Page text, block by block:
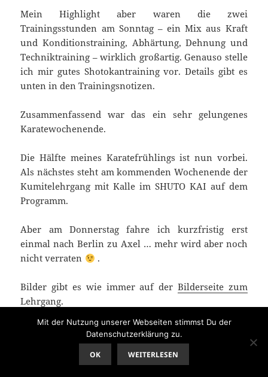
Mein Highlight aber waren die zwei
Trainingsstunden am Sonntag – ein Mix aus Kraft
und Konditionstraining, Abhärtung, Dehnung und
Techniktraining – wirklich großartig. Genauso stelle
ich mir gutes Shotokantraining vor. Details gibt es
unten in den Trainingsnotizen.
Zusammenfassend war das ein sehr gelungenes
Karatewochenende.
Die Hälfte meines Karatefrühlings ist nun vorbei.
Als nächstes steht am kommenden Wochenende der
Kumitelehrgang mit Kalle im SHUTO KAI auf dem
Programm.
Aber am Donnerstag fahre ich kurzfristig erst
einmal nach Berlin zu Axel … mehr wird aber noch
nicht verraten
.
Bilder gibt es wie immer auf der Bilderseite zum
Lehrgang.
Trainingsnotizen
„Karatefrühling – Sensei Axel in FTL“ weiterlesen
Mit der Nutzung unserer Webseiten stimmst Du der
Datenschutzerklärung zu.
OK WEITERLESEN